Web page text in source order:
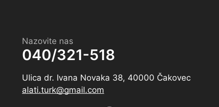
Nazovite nas
040/321-518
Ulica dr. Ivana Novaka 38, 40000 Čakovec
alati.turk@gmail.com